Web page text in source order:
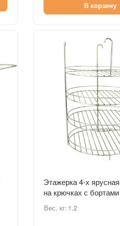
В корзину
Этажерка 4-х
на крючках с бортами
Вес, кг: 1.2